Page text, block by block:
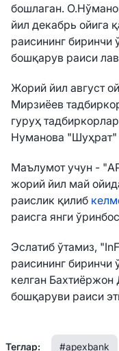
бошлаган.
йил декабрь ойига
раисининг биринчи
бошқарув раиси
Жорий йил август
Мирзиёев
гуруҳ
Нуманова "Шуҳрат"
Маълумот учун -
жорий йил май
раислик қилиб
раисга янги
Эслатиб ўтамиз,
раисининг
келган
бошқаруви раиси
Теглар: #apexbank